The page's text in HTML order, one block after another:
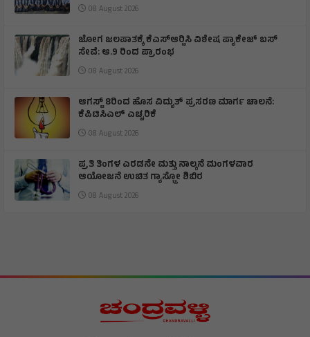
08 August 2026
ಜೋಗ ಜಲಪಾತಕ್ಕೆ ಕೆಎಸ್‍ಆರ್‍ಟಿಸಿ ವಿಶೇಷ ಪ್ಯಾಕೇಜ್ ಬಸ್
ಸೇವೆ: ಆ.9 ರಿಂದ ಪ್ರಾರಂಭ
08 August 2026
ಆಗಸ್ಟ್ 8ರಿಂದ ಹೊಸ ವಿದ್ಯುತ್ ಪ್ರಸರಣ ಮಾರ್ಗ ಚಾಲನೆ:
ಕೆಪಿಟಿಸಿಎಲ್ ಎಚ್ಚರಿಕೆ
08 August 2026
ಪ್ರತಿ ತಿಂಗಳ ಎರಡನೇ ಮತ್ತು ನಾಲ್ಕನೆ ಮಂಗಳವಾರ
ಆಯೋಜನೆ ಉಚಿತ ಗ್ಯಾಸ್ಟ್ರೋ ಶಿಬಿರ
08 August 2026